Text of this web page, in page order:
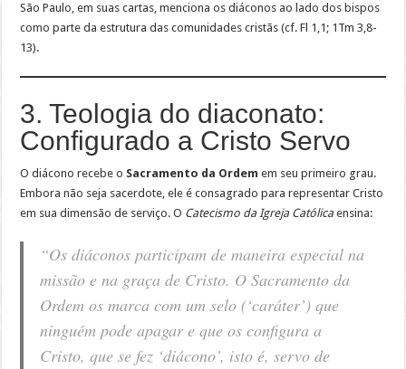
São Paulo, em suas cartas, menciona os diáconos ao lado dos bispos
como parte da estrutura das comunidades cristãs (cf. Fl 1,1; 1Tm 3,8-
13).
3. Teologia do diaconato:
Configurado a Cristo Servo
O diácono recebe o Sacramento da Ordem em seu primeiro grau.
Embora não seja sacerdote, ele é consagrado para representar Cristo
em sua dimensão de serviço. O Catecismo da Igreja Católicaensina:
“Os diáconos participam de maneira especial na
missão e na graça de Cristo. O Sacramento da
Ordem os marca com um selo (‘caráter’) que
ninguém pode apagar e que os configura a
Cristo, que se fez ‘diácono’, isto é, servo de